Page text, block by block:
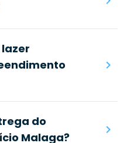
do
Malaga?